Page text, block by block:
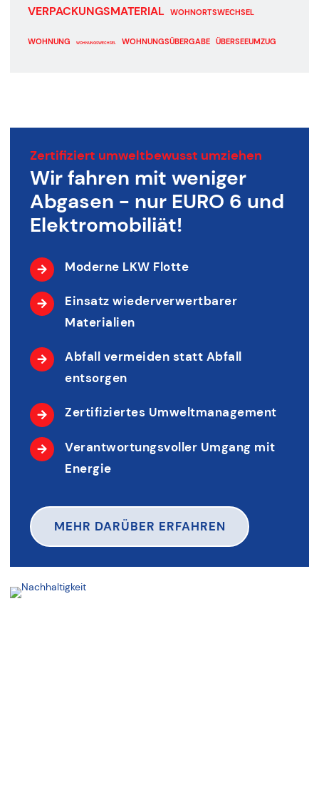
VERPACKUNGSMATERIAL WOHNORTSWECHSEL
WOHNUNG WOHNUNGSWECHSEL WOHNUNGSÜBERGABE ÜBERSEEUMZUG
Zertifiziert umweltbewusst umziehen
Wir fahren mit weniger
Abgasen - nur EURO 6 und
Elektromobiliät!
Moderne LKW Flotte
Einsatz wiederverwertbarer
Materialien
Abfall vermeiden statt Abfall
entsorgen
Zertifiziertes Umweltmanagement
Verantwortungsvoller Umgang mit
Energie
MEHR DARÜBER ERFAHREN